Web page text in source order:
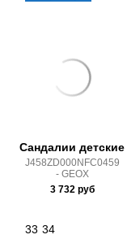
Сандалии детские
J458ZD000NFC0459
- GEOX
3 732руб
33 34